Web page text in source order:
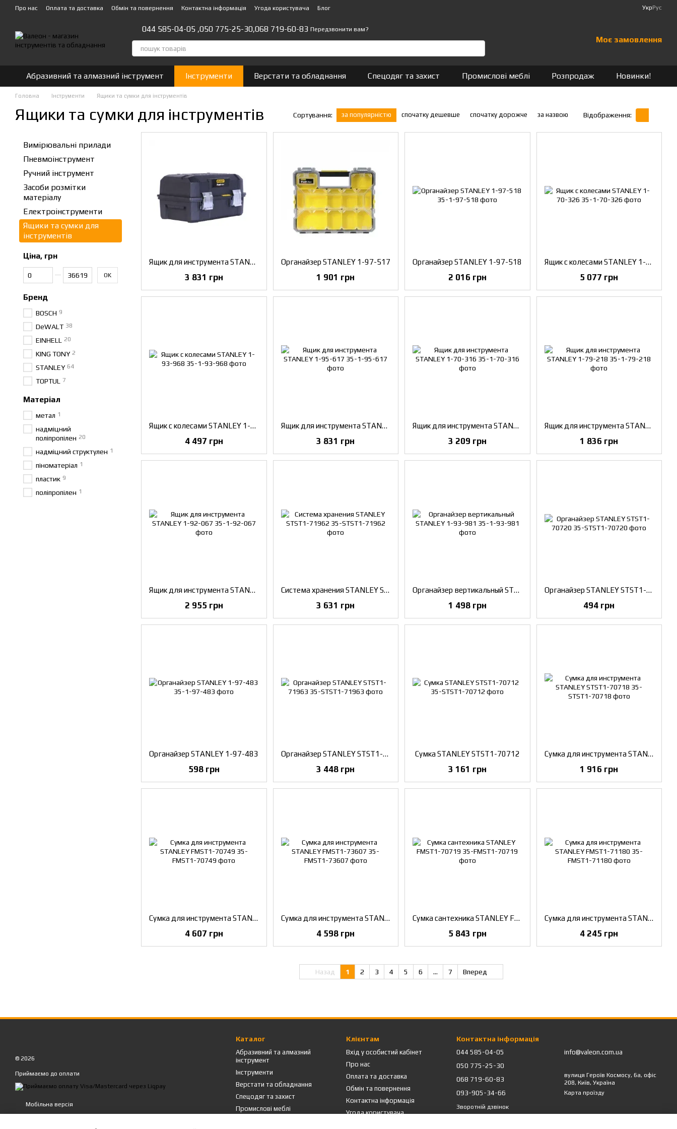
Перейти до основного контенту
Про нас Оплата та доставка Обмін та повернення Контактна інформація Угода користувача Блог УкрРус
044 585-04-05 ,050 775-25-30,068 719-60-83 Передзвонити вам?
Моє замовлення
Абразивний та алмазний інструмент Інструменти Верстати та обладнання Спецодяг та захист Промислові меблі Розпродаж Новинки!
Головна Інструменти Ящики та сумки для інструментів
Ящики та сумки для інструментів Сортування: за популярністю спочатку дешевше спочатку дорожче за назвою Відображення:
Ящик для инструмента STANLEY FMST1-71219
3 831 грн
Органайзер STANLEY 1-97-517
1 901 грн
Органайзер STANLEY 1-97-518
2 016 грн
Ящик с колесами STANLEY 1-70-326
5 077 грн
Ящик с колесами STANLEY 1-93-968
4 497 грн
Ящик для инструмента STANLEY 1-95-617
3 831 грн
Ящик для инструмента STANLEY 1-70-316
3 209 грн
Ящик для инструмента STANLEY 1-79-218
1 836 грн
Ящик для инструмента STANLEY 1-92-067
2 955 грн
Система хранения STANLEY STST1-71962
3 631 грн
Органайзер вертикальный STANLEY 1-93-981
1 498 грн
Органайзер STANLEY STST1-70720
494 грн
Органайзер STANLEY 1-97-483
598 грн
Органайзер STANLEY STST1-71963
3 448 грн
Сумка STANLEY STST1-70712
3 161 грн
Сумка для инструмента STANLEY STST1-70718
1 916 грн
Сумка для инструмента STANLEY FMST1-70749
4 607 грн
Сумка для инструмента STANLEY FMST1-73607
4 598 грн
Сумка сантехника STANLEY FMST1-70719
5 843 грн
Сумка для инструмента STANLEY FMST1-71180
4 245 грн
Назад 1 2 3 4 5 6 ... 7 Вперед
Вимірювальні прилади
Пневмоінструмент
Ручний інструмент
Засоби розмітки
матеріалу
Eлектроiнструменти
Ящики та сумки для
інструментів
Ціна, грн
OK
Бренд
BOSCH 9
DeWALT 38
EINHELL 20
KING TONY 2
STANLEY 64
TOPTUL 7
Матеріал
метал 1
надміцний
поліпропілен 20
надміцний структулен 1
піноматеріал 1
пластик 9
поліпропілен 1
© 2026
Приймаємо до оплати
Мобільна версія
Каталог
Абразивний та алмазний
інструмент
Інструменти
Верстати та обладнання
Спецодяг та захист
Промислові меблі
Клієнтам
Вхід у особистий кабінет
Про нас
Оплата та доставка
Обмін та повернення
Контактна інформація
Угода користувача
Контактна інформація
044 585-04-05
050 775-25-30
068 719-60-83
093-905-34-66
Зворотній дзвінок
info@valeon.com.ua
вулиця Героїв Космосу, 6а, офіс
208, Київ, Україна
Карта проїзду